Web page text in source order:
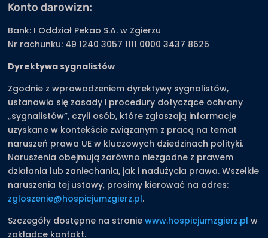
Konto darowizn:
Bank: I Oddział Pekao S.A. w Zgierzu
Nr rachunku: 49 1240 3057 1111 0000 3437 8625
Dyrektywa sygnalistów
Zgodnie z wprowadzeniem dyrektywy sygnalistów,
ustanawia się zasady i procedury dotyczące ochrony
„sygnalistów”, czyli osób, które zgłaszają informacje
uzyskane w kontekście związanym z pracą na temat
naruszeń prawa UE w kluczowych dziedzinach polityki.
Naruszenia obejmują zarówno niezgodne z prawem
działania lub zaniechania, jak i nadużycia prawa. Wszelkie
naruszenia tej ustawy, prosimy kierować na adres:
zgloszenie@hospicjumzgierz.pl.
Szczegóły dostępne na stroniewww.hospicjumzgierz.pl w
zakładce kontakt.